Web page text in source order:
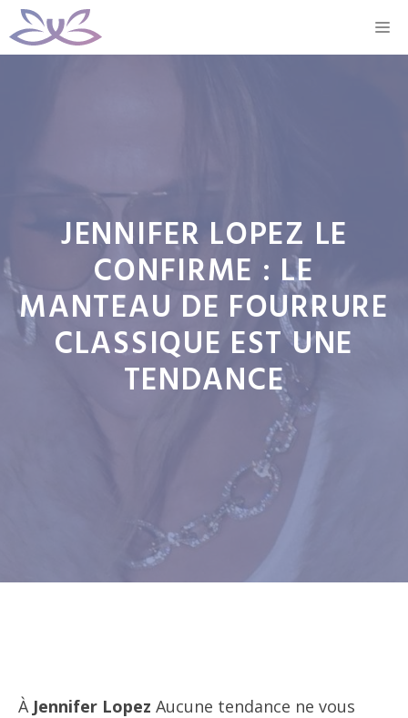
Aller
au
JENNIFER LOPEZ LE
CONFIRME : LE
MANTEAU DE FOURRURE
CLASSIQUE EST UNE
TENDANCE
À Jennifer Lopez Aucune tendance ne vous